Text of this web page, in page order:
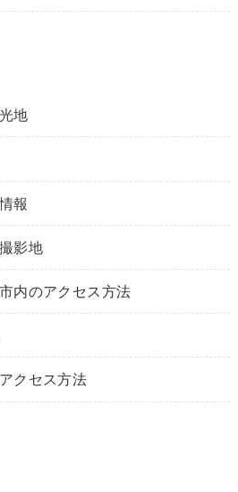
地
報
影地
内のアクセス方法
クセス方法